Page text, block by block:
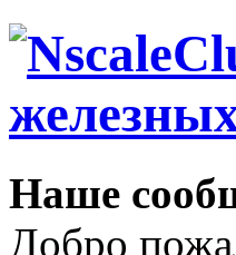
Наше
Добро